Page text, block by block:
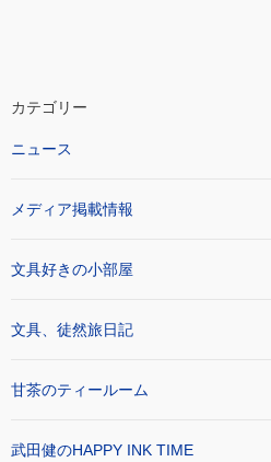
カテゴリー
ニュース
メディア掲載情報
文具好きの小部屋
文具、徒然旅日記
甘茶のティールーム
武田健のHAPPY INK TIME